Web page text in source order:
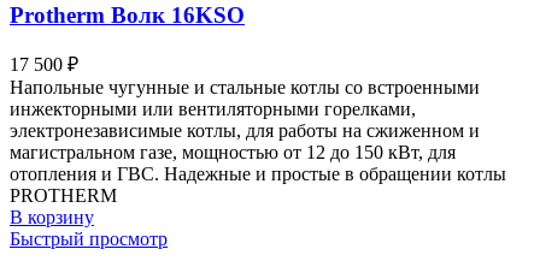
Protherm Волк 16KSO
17 500 ₽
Напольные чугунные и стальные котлы со встроенными
инжекторными или вентиляторными горелками,
электронезависимые котлы, для работы на сжиженном и
магистральном газе, мощностью от 12 до 150 кВт, для
отопления и ГВС. Надежные и простые в обращении котлы
PROTHERM
В корзину
Быстрый просмотр